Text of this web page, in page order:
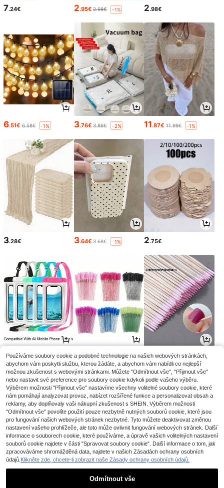
7.24€ 2.95€ 2.98€ -1% 2.98€
6.51€ 6.58€ -1% 3.76€ 3.86€ -2% 11.87€ 11.99€ -1%
3.28€ 3.64€ 3.68€ -1% 2.75€
3.08€ 2.85€2.88€ -1% 3.07€3.08€
3
Používáme soubory cookie a podobné technologie na našich webových stránkách,
abychom vám poskytli službu, kterou žádáte, a abychom vám nabídli co nejlepší
možnou zkušenost s webovými stránkami. Můžete "Odmítnout vše", "Přijmout vše"
nebo nastavit své preference pro soubory cookie kdykoli podle vašeho výběru.
Výběrem možnosti "Přijmout vše" nastavíme všechny volitelné soubory cookie, které
nám pomáhají analyzovat provoz, nabízet rozšířené funkce a personalizovat obsah a
reklamy, aby doplňovaly vaši nákupní zkušenost s SHEIN. Výběrem možnosti
"Odmítnout vše" povolíte použití pouze nezbytně nutných souborů cookie, které jsou
pro fungování našich webových stránek nezbytné. Tyto můžete deaktivovat změnou
nastavení vašeho prohlížeče, ale toto může ovlivnit fungování webových stránek. Další
informace o souborech cookie, které používáme, a úpravě vašich volitelných nastavení
souborů cookie najdete v části "Spravovat soubory cookie". Další informace o tom, jak
zpracováváme shromážděná data, najdete v našich Zásadách ochrany osobních
údajů. Klikněte zde, chcete-li zobrazit naše Zásady ochrany osobních údajů.
Odmítnout vše